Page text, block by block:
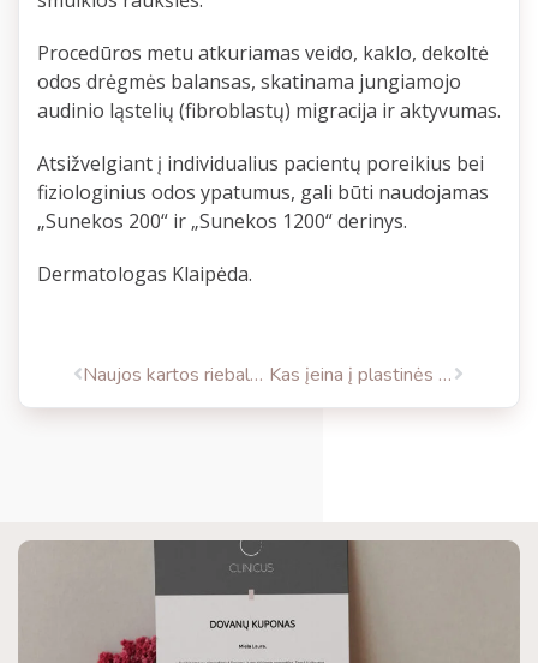
Procedūros metu atkuriamas veido, kaklo, dekoltė
odos drėgmės balansas, skatinama jungiamojo
audinio ląstelių (fibroblastų) migracija ir aktyvumas.
Atsižvelgiant į individualius pacientų poreikius bei
fiziologinius odos ypatumus, gali būti naudojamas
„Sunekos 200“ ir „Sunekos 1200“ derinys.
Dermatologas Klaipėda.
Naujos kartos riebalų nusiurbimas su „Euromi Lipomatic“ Kas įeina į plastinės operacijos kainą